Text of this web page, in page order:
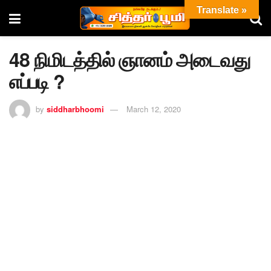
48 நிமிடத்தில் ஞானம் அடைவது
எப்படி ?
by siddharbhoomi March 12, 2020
Translate »